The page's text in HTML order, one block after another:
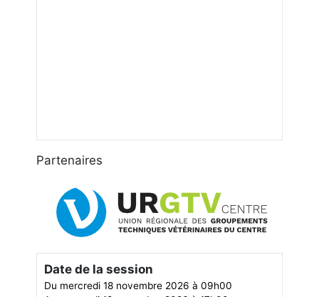
Partenaires
Date de la session
Du mercredi 18 novembre 2026 à 09h00